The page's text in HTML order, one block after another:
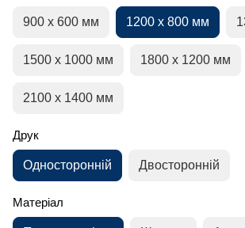
900 х 600 мм 1200 х 800 мм
1500 х 1000 мм 1800 х 1200 мм
2100 х 1400 мм
Друк
Односторонній Двосторонній
Матеріал